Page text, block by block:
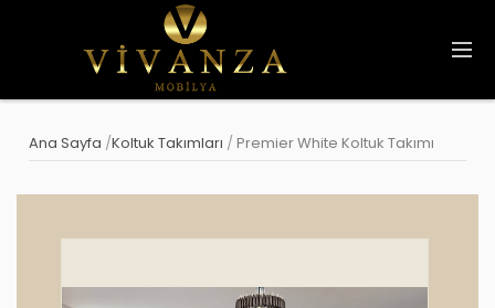
Ana Sayfa /Koltuk Takımları /Premier White Koltuk Takımı